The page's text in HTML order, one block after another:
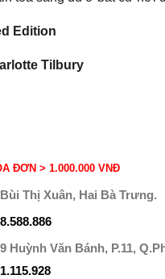
Edition
Tilbury
ĐƠN > 1.000.000 VNĐ
Bùi Thị Xuân, Hai Bà Trưng.
Huỳnh Văn Bánh, P.11,